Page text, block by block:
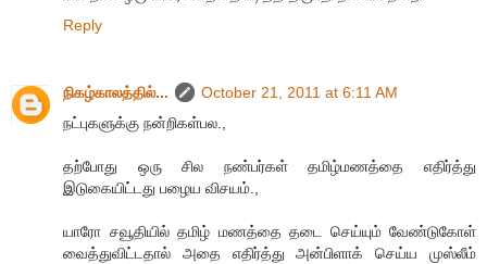
Reply
நிகழ்காலத்தில்...
October 21, 2011 at 6:11 AM
நட்புகளுக்கு நன்றிகள்பல.,
தற்போது ஒரு சில நண்பர்கள் தமிழ்மணத்தை எதிர்த்து
இடுகையிட்டது பழைய விசயம்.,
யாரோ சவூதியில் தமிழ் மணத்தை தடை செய்யும் வேண்டுகோள்
வைத்துவிட்டதால் அதை எதிர்த்து அன்பிளாக் செய்ய முஸ்லீம்